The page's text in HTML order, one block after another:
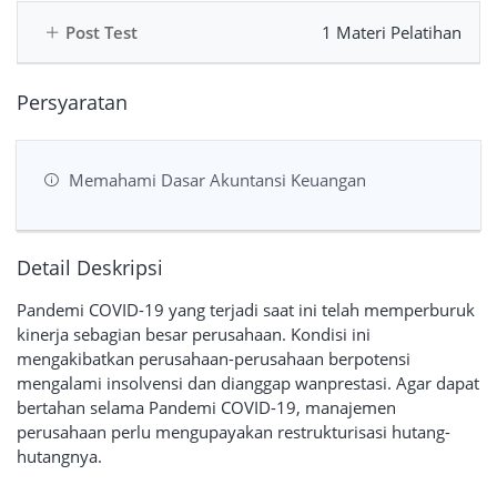
Post Test 1 Materi Pelatihan
Persyaratan
Memahami Dasar Akuntansi Keuangan
Detail Deskripsi
Pandemi COVID-19 yang terjadi saat ini telah memperburuk
kinerja sebagian besar perusahaan. Kondisi ini
mengakibatkan perusahaan-perusahaan berpotensi
mengalami insolvensi dan dianggap wanprestasi. Agar dapat
bertahan selama Pandemi COVID-19, manajemen
perusahaan perlu mengupayakan restrukturisasi hutang-
hutangnya.